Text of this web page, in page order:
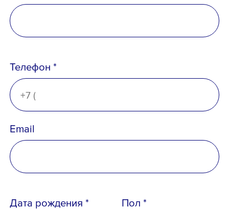
Email *
Вопрос *
Телефон *
Email
Дата рождения *
Пол *